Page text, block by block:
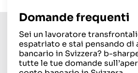
Domande frequenti
Sei un lavoratore
espatriato e stai pensando di
bancario in Svizzera? b-
tutte le tue domande